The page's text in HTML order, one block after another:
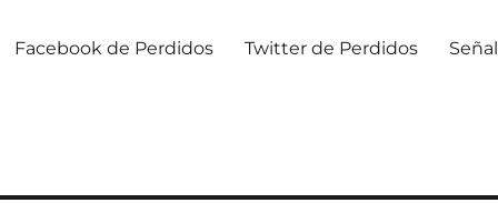
Facebook de Perdidos Twitter de Perdidos